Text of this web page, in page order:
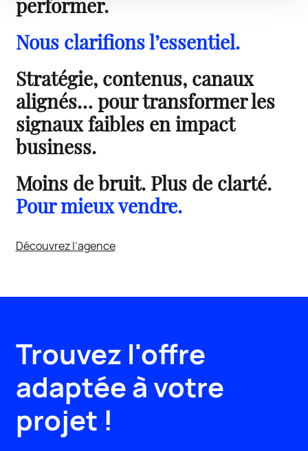
Nous clarifions l’essentiel.
Stratégie, contenus, canaux
alignés… pour transformer les
signaux faibles en impact
business.
Moins de bruit. Plus de clarté.
Pour mieux vendre.
Découvrez l’agence
Trouvez l'offre
adaptée à votre
projet !